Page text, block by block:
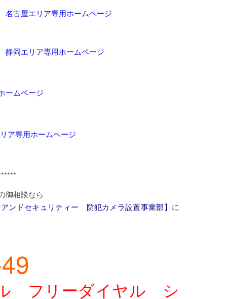
古屋エリア専用ホームページ
岡エリア専用ホームページ
ームページ
ア専用ホームページ
御相談なら
ンドセキュリティー 防犯カメラ設置事業部】 に
ル フリーダイヤル シ